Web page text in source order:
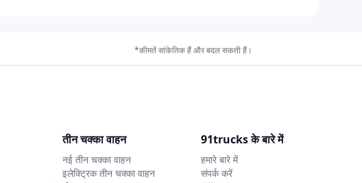
*कीमतें सांकेतिक हैं और बदल सकती हैं।
तीन चक्का वाहन
नई तीन चक्का वाहन
इलेक्ट्रिक तीन चक्का वाहन
91trucks के बारे में
हमारे बारे में
संपर्क करें